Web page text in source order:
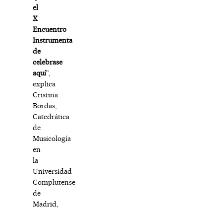
el
X
Encuentro
Instrumenta
de
celebrase
aquí”,
explica
Cristina
Bordas,
Catedrática
de
Musicología
en
la
Universidad
Complutense
de
Madrid,